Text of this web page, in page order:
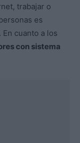
trabajar o
es
cuanto a los
con sistema